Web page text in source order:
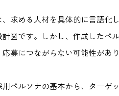
求める人材を具体的に言語化
計図です。しかし、作成したペ
募につながらない可能性があり
ペルソナの基本から、ターゲ